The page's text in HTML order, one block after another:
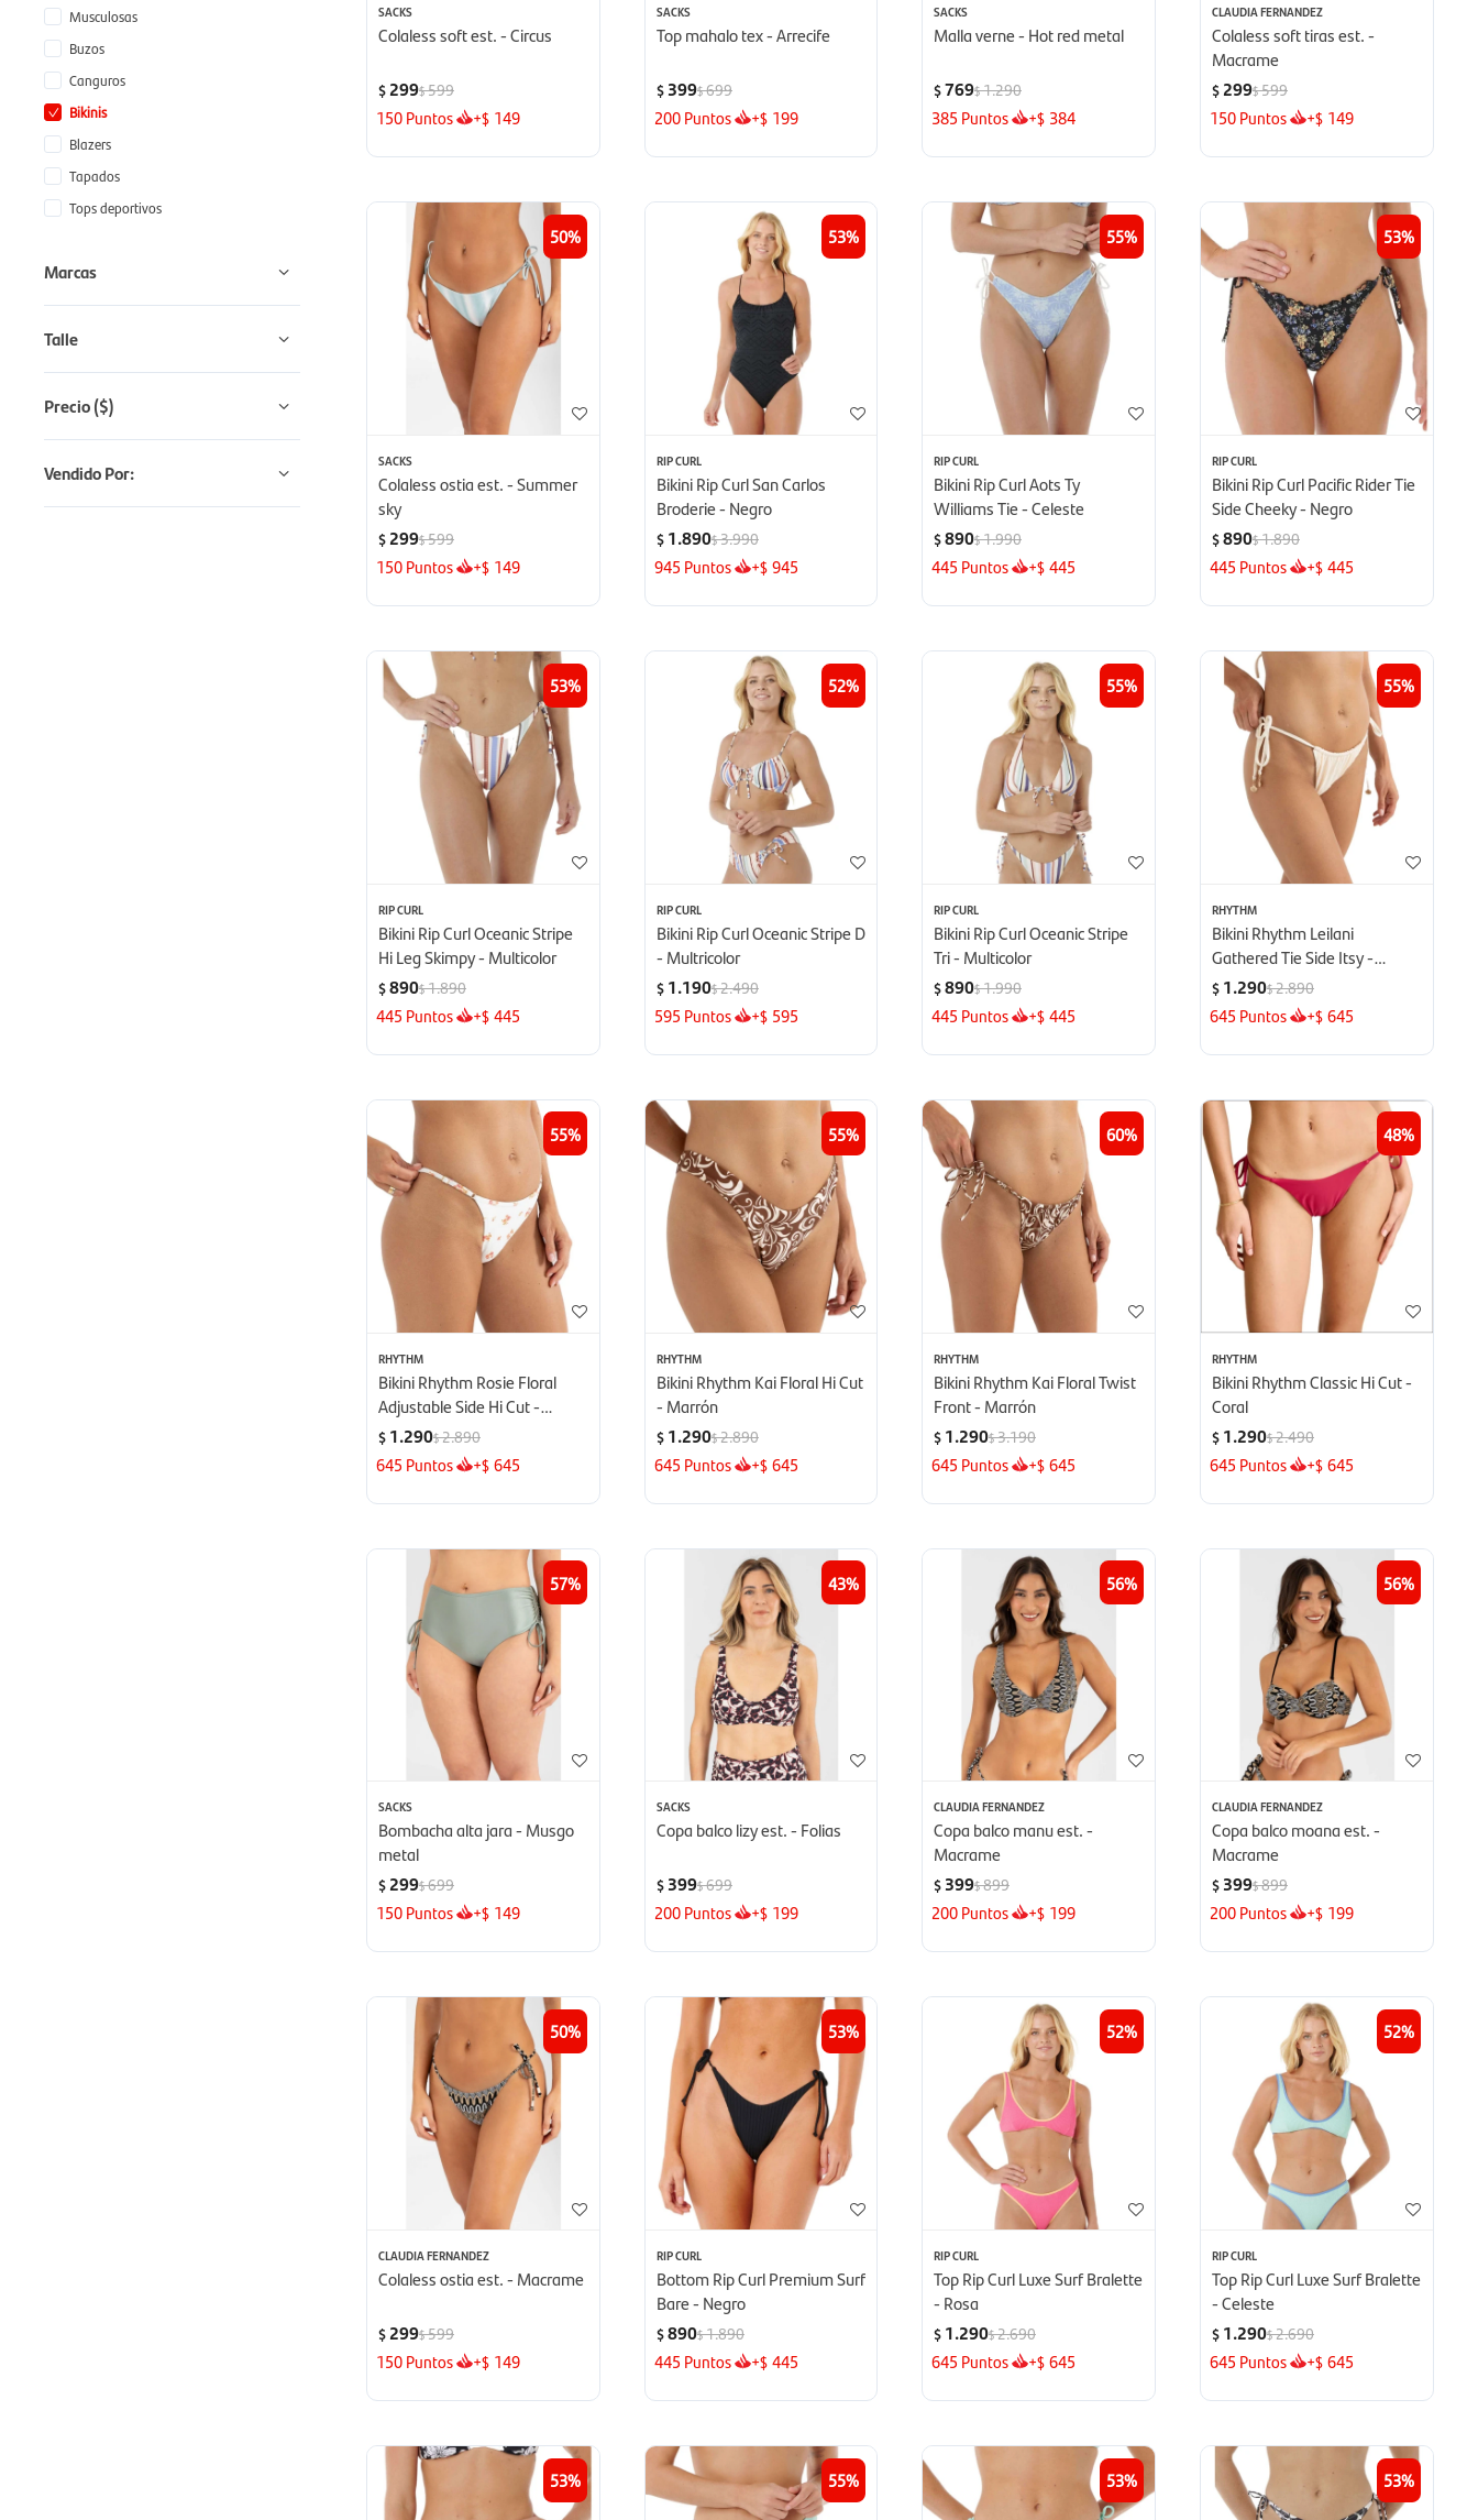
SACKS
Colaless soft est. - Circus
$299$599
150Puntos +$ 149
SACKS
Top mahalo tex - Arrecife
$ 399$699
200Puntos +$ 199
SACKS
Malla verne - Hot red metal
$769$1.290
385 Puntos +$ 384
CLAUDIA FERNANDEZ
Colaless soft tiras est. -
Macrame
$299$599
150Puntos +$ 149
50
SACKS
Colaless ostia est. - Summer
sky
$299$599
150Puntos +$ 149
53
RIP CURL
Bikini Rip Curl San Carlos
Broderie - Negro
$ 1.890$3.990
945 Puntos +$ 945
55
RIP CURL
Bikini Rip Curl Aots Ty
Williams Tie - Celeste
$890$1.990
445 Puntos +$ 445
53
RIP CURL
Bikini Rip Curl Pacific Rider Tie
Side Cheeky - Negro
$890$1.890
445 Puntos +$ 445
53
RIP CURL
Bikini Rip Curl Oceanic Stripe
Hi Leg Skimpy - Multicolor
$890$1.890
445 Puntos +$ 445
52
RIP CURL
Bikini Rip Curl Oceanic Stripe D
- Multricolor
$ 1.190$2.490
595 Puntos +$ 595
55
RIP CURL
Bikini Rip Curl Oceanic Stripe
Tri - Multicolor
$890$1.990
445 Puntos +$ 445
55
RHYTHM
Bikini Rhythm Leilani
Gathered Tie Side Itsy -
Blanco
$ 1.290$2.890
645 Puntos +$ 645
55
RHYTHM
Bikini Rhythm Rosie Floral
Adjustable Side Hi Cut -
Blanco
$ 1.290$2.890
645 Puntos +$ 645
55
RHYTHM
Bikini Rhythm Kai Floral Hi Cut
- Marrón
$ 1.290$2.890
645 Puntos +$ 645
60
RHYTHM
Bikini Rhythm Kai Floral Twist
Front - Marrón
$ 1.290$3.190
645 Puntos +$ 645
48
RHYTHM
Bikini Rhythm Classic Hi Cut -
Coral
$ 1.290$2.490
645 Puntos +$ 645
57
SACKS
Bombacha alta jara - Musgo
metal
$299$699
150Puntos +$ 149
43
SACKS
Copa balco lizy est. - Folias
$ 399$699
200Puntos +$ 199
56
CLAUDIA FERNANDEZ
Copa balco manu est. -
Macrame
$ 399$899
200Puntos +$ 199
56
CLAUDIA FERNANDEZ
Copa balco moana est. -
Macrame
$ 399$899
200Puntos +$ 199
50
CLAUDIA FERNANDEZ
Colaless ostia est. - Macrame
$299$599
150Puntos +$ 149
53
RIP CURL
Bottom Rip Curl Premium Surf
Bare - Negro
$890$1.890
445 Puntos +$ 445
52
RIP CURL
Top Rip Curl Luxe Surf Bralette
- Rosa
$ 1.290$2.690
645 Puntos +$ 645
52
RIP CURL
Top Rip Curl Luxe Surf Bralette
- Celeste
$ 1.290$2.690
645 Puntos +$ 645
53 55 53 53
Musculosas
Buzos
Canguros
Bikinis
Blazers
Tapados
Tops deportivos
Marcas
Talle
Precio($)
Vendido Por: